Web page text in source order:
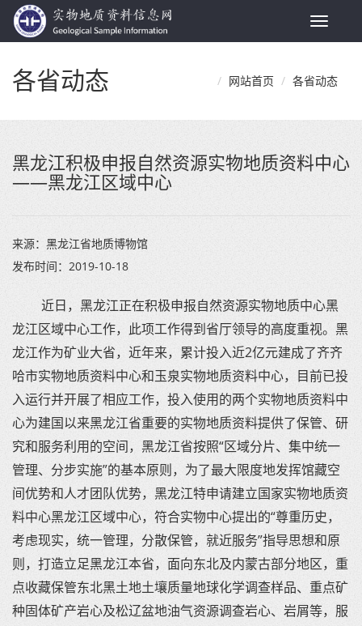
Toggle
各省动态 网站首页 各省动态
黑龙江积极申报自然资源实物地质资料中心
——黑龙江区域中心
来源： 黑龙江省地质博物馆
发布时间： 2019-10-18
近日，黑龙江正在积极申报自然资源实物地质中心黑
龙江区域中心工作，此项工作得到省厅领导的高度重视。黑
龙江作为矿业大省，近年来，累计投入近2亿元建成了齐齐
哈市实物地质资料中心和玉泉实物地质资料中心，目前已投
入运行并开展了相应工作，投入使用的两个实物地质资料中
心为建国以来黑龙江省重要的实物地质资料提供了保管、研
究和服务利用的空间，黑龙江省按照“区域分片、集中统一
管理、分步实施”的基本原则，为了最大限度地发挥馆藏空
间优势和人才团队优势，黑龙江特申请建立国家实物地质资
料中心黑龙江区域中心，符合实物中心提出的“尊重历史，
考虑现实，统一管理，分散保管，就近服务”指导思想和原
则，打造立足黑龙江本省，面向东北及内蒙古部分地区，重
点收藏保管东北黑土地土壤质量地球化学调查样品、重点矿
种固体矿产岩心及松辽盆地油气资源调查岩心、岩屑等，服